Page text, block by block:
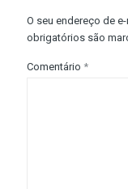
O seu endereço de
obrigatórios são
Comentário *